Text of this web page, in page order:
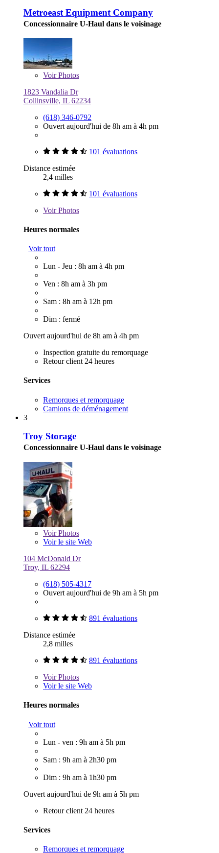
Metroeast Equipment Company
Concessionnaire U-Haul dans le voisinage
VoirPhotos
1823 Vandalia Dr
Collinsville, IL 62234
(618) 346-0792
Ouvert aujourd'hui de 8h am à 4h pm
101 évaluations
Distance estimée
2,4 milles
101 évaluations
VoirPhotos
Heures normales
Voir tout
Lun - Jeu : 8h am à 4h pm
Ven : 8h am à 3h pm
Sam : 8h am à 12h pm
Dim : fermé
Ouvert aujourd'hui de 8h am à 4h pm
Inspection gratuite du remorquage
Retour client 24 heures
Services
Remorques et remorquage
Camions de déménagement
3
Troy Storage
Concessionnaire U-Haul dans le voisinage
VoirPhotos
Voir le site Web
104 McDonald Dr
Troy, IL 62294
(618) 505-4317
Ouvert aujourd'hui de 9h am à 5h pm
891 évaluations
Distance estimée
2,8 milles
891 évaluations
VoirPhotos
Voir le site Web
Heures normales
Voir tout
Lun - ven : 9h am à 5h pm
Sam : 9h am à 2h30 pm
Dim : 9h am à 1h30 pm
Ouvert aujourd'hui de 9h am à 5h pm
Retour client 24 heures
Services
Remorques et remorquage